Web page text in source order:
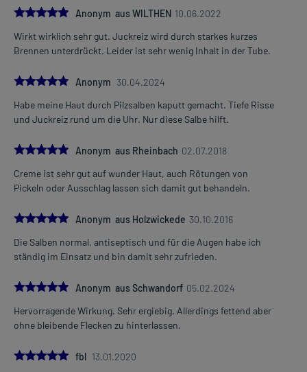
5.0Anonym aus WILTHEN 10.06.2022
Wirkt wirklich sehr gut. Juckreiz wird durch starkes kurzes
Brennen unterdrückt. Leider ist sehr wenig Inhalt in der Tube.
5.0Anonym 30.04.2024
Habe meine Haut durch Pilzsalben kaputt gemacht. Tiefe Risse
und Juckreiz rund um die Uhr. Nur diese Salbe hilft.
5.0Anonym aus Rheinbach 02.07.2018
Creme ist sehr gut auf wunder Haut, auch Rötungen von
Pickeln oder Ausschlag lassen sich damit gut behandeln.
5.0Anonym aus Holzwickede 30.10.2016
Die Salben normal, antiseptisch und für die Augen habe ich
ständig im Einsatz und bin damit sehr zufrieden.
5.0Anonym aus Schwandorf 05.02.2024
Hervorragende Wirkung. Sehr ergiebig. Allerdings fettend aber
ohne bleibende Flecken zu hinterlassen.
5.0
fbl 13.01.2020